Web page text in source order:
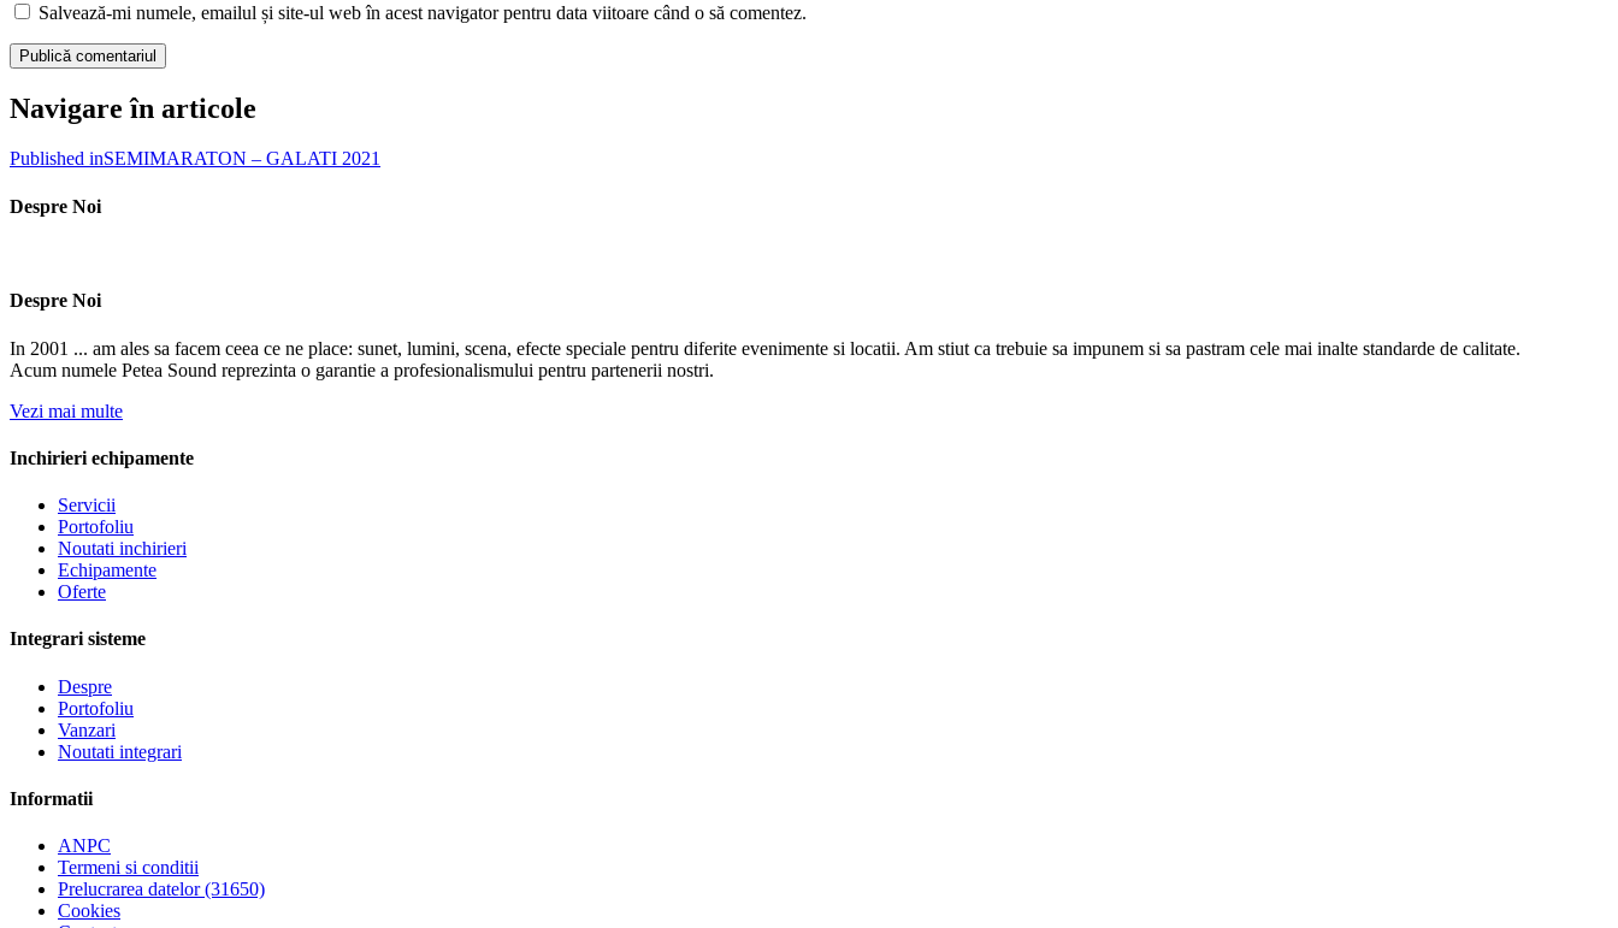
Salvează-mi numele, emailul și site-ul web în acest navigator pentru data viitoare când o să comentez.
Navigare în articole
Published inSEMIMARATON – GALATI 2021
Despre Noi
Despre Noi
In 2001 ... am ales sa facem ceea ce ne place: sunet, lumini, scena, efecte speciale pentru diferite evenimente si locatii. Am stiut ca trebuie sa impunem si sa pastram cele mai inalte standarde de calitate.
Acum numele Petea Sound reprezinta o garantie a profesionalismului pentru partenerii nostri.
Vezi mai multe
Inchirieri echipamente
Servicii
Portofoliu
Noutati inchirieri
Echipamente
Oferte
Integrari sisteme
Despre
Portofoliu
Vanzari
Noutati integrari
Informatii
ANPC
Termeni si conditii
Prelucrarea datelor (31650)
Cookies